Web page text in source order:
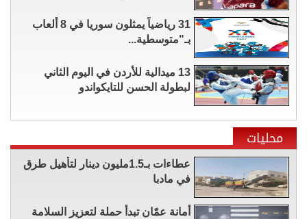
31 رياضياً يمثلون سوريا في 8 ألعاب
بـ"متوسطية...
13 ميدالية للأردن في اليوم الثاني
لبطولة الحسن للتايكواندو
محليات
عطاءات بـ1.5مليون دينار لتأهيل طرق
في مادبا
أمانة عمّان تبدأ حملة لتعزيز السلامة